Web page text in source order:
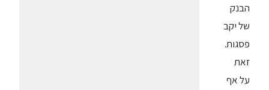
הבנק
של יקב
פסגות.
זאת
על אף